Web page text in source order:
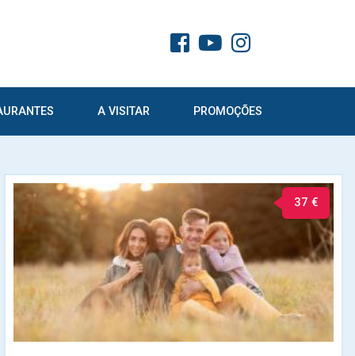
A VISITAR PROMOÇÕES
37 €